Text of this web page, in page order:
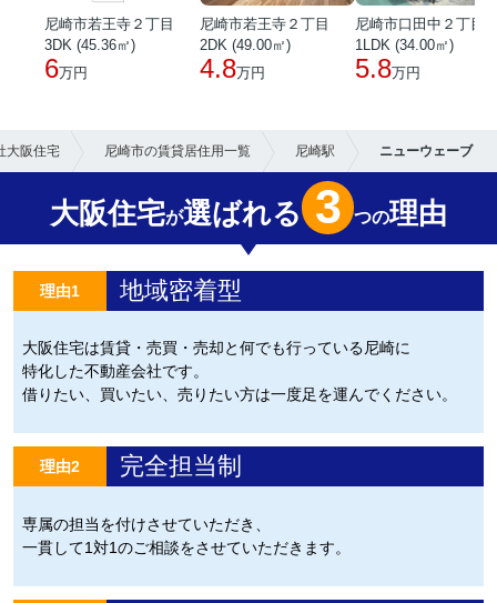
尼崎市若王寺２丁目
3DK (45.36㎡)
6万円
尼崎市若王寺２丁目
2DK (49.00㎡)
4.8万円
尼崎市口田中２丁目
1LDK (34.00㎡)
5.8万円
大阪住宅 尼崎市の賃貸居住用一覧 尼崎駅 ニューウェーブ
大阪住宅が選ばれる 3 つの理由
理由1 地域密着型
大阪住宅は賃貸・売買・売却と何でも行っている尼崎に
特化した不動産会社です。
借りたい、買いたい、売りたい方は一度足を運んでください。
理由2 完全担当制
専属の担当を付けさせていただき、
一貫して1対1のご相談をさせていただきます。